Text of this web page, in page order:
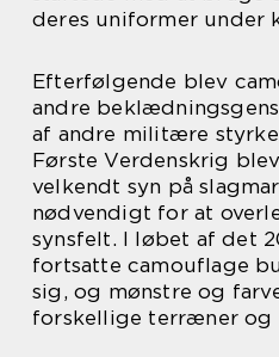
deres uniformer under
Efterfølgende blev
andre
af andre militære
Første Verdenskrig
velkendt syn på
nødvendigt for at
synsfelt. I løbet af det
fortsatte camouflage
sig, og mønstre og
forskellige terræner og